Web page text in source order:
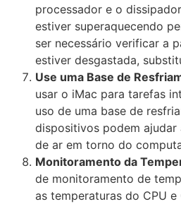
processador e o
estiver superaquecendo
ser necessário verificar a
estiver desgastada,
Use uma Base de
usar o iMac para tarefas
uso de uma base de
dispositivos podem ajudar
de ar em torno do
Monitoramento da
de monitoramento de
as temperaturas do CPU e